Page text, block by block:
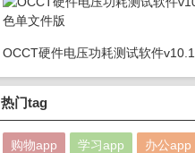
热门tag
购物app 学习app 办公app